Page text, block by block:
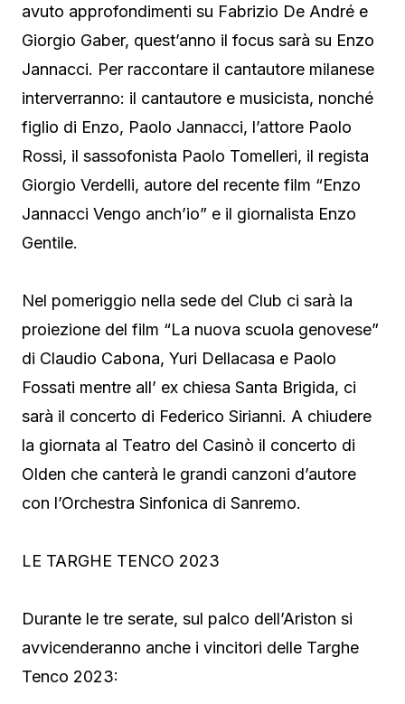
avuto approfondimenti su Fabrizio De André e
Giorgio Gaber, quest’anno il focus sarà su Enzo
Jannacci. Per raccontare il cantautore milanese
interverranno: il cantautore e musicista, nonché
figlio di Enzo, Paolo Jannacci, l’attore Paolo
Rossi, il sassofonista Paolo Tomelleri, il regista
Giorgio Verdelli, autore del recente film “Enzo
Jannacci Vengo anch’io” e il giornalista Enzo
Gentile.
Nel pomeriggio nella sede del Club ci sarà la
proiezione del film “La nuova scuola genovese”
di Claudio Cabona, Yuri Dellacasa e Paolo
Fossati mentre all’ ex chiesa Santa Brigida, ci
sarà il concerto di Federico Sirianni. A chiudere
la giornata al Teatro del Casinò il concerto di
Olden che canterà le grandi canzoni d’autore
con l’Orchestra Sinfonica di Sanremo.
LE TARGHE TENCO 2023
Durante le tre serate, sul palco dell’Ariston si
avvicenderanno anche i vincitori delle Targhe
Tenco 2023: